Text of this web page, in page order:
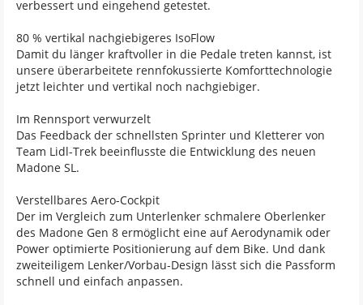
verbessert und eingehend getestet.
80 % vertikal nachgiebigeres IsoFlow
Damit du länger kraftvoller in die Pedale treten kannst, ist
unsere überarbeitete rennfokussierte Komforttechnologie
jetzt leichter und vertikal noch nachgiebiger.
Im Rennsport verwurzelt
Das Feedback der schnellsten Sprinter und Kletterer von
Team Lidl-Trek beeinflusste die Entwicklung des neuen
Madone SL.
Verstellbares Aero-Cockpit
Der im Vergleich zum Unterlenker schmalere Oberlenker
des Madone Gen 8 ermöglicht eine auf Aerodynamik oder
Power optimierte Positionierung auf dem Bike. Und dank
zweiteiligem Lenker/Vorbau-Design lässt sich die Passform
schnell und einfach anpassen.